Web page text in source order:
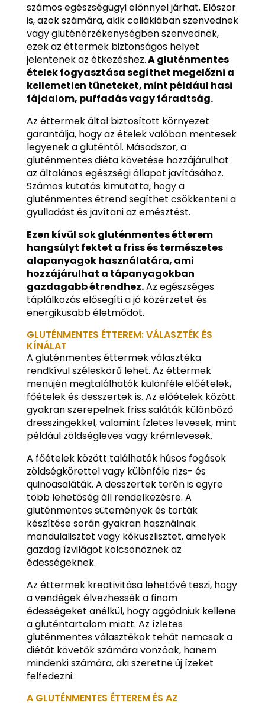
számos egészségügyi előnnyel járhat. Először
is, azok számára, akik cöliákiában szenvednek
vagy gluténérzékenységben szenvednek,
ezek az éttermek biztonságos helyet
jelentenek az étkezéshez.A gluténmentes
ételek fogyasztása segíthet megelőzni a
kellemetlen tüneteket, mint például hasi
fájdalom, puffadás vagy fáradtság.
Az éttermek által biztosított környezet
garantálja, hogy az ételek valóban mentesek
legyenek a gluténtól. Másodszor, a
gluténmentes diéta követése hozzájárulhat
az általános egészségi állapot javításához.
Számos kutatás kimutatta, hogy a
gluténmentes étrend segíthet csökkenteni a
gyulladást és javítani az emésztést.
Ezen kívül sok gluténmentes étterem
hangsúlyt fektet a friss és természetes
alapanyagok használatára, ami
hozzájárulhat a tápanyagokban
gazdagabb étrendhez.Az egészséges
táplálkozás elősegíti a jó közérzetet és
energikusabb életmódot.
GLUTÉNMENTES ÉTTEREM: VÁLASZTÉK ÉS
KÍNÁLAT
A gluténmentes éttermek választéka
rendkívül széleskörű lehet. Az éttermek
menüjén megtalálhatók különféle előételek,
főételek és desszertek is. Az előételek között
gyakran szerepelnek friss saláták különböző
dresszingekkel, valamint ízletes levesek, mint
például zöldségleves vagy krémlevesek.
A főételek között találhatók húsos fogások
zöldségkörettel vagy különféle rizs- és
quinoasaláták. A desszertek terén is egyre
több lehetőség áll rendelkezésre. A
gluténmentes sütemények és torták
készítése során gyakran használnak
mandulalisztet vagy kókuszlisztet, amelyek
gazdag ízvilágot kölcsönöznek az
édességeknek.
Az éttermek kreativitása lehetővé teszi, hogy
a vendégek élvezhessék a finom
édességeket anélkül, hogy aggódniuk kellene
a gluténtartalom miatt. Az ízletes
gluténmentes választékok tehát nemcsak a
diétát követők számára vonzóak, hanem
mindenki számára, aki szeretne új ízeket
felfedezni.
A GLUTÉNMENTES ÉTTEREM ÉS AZ